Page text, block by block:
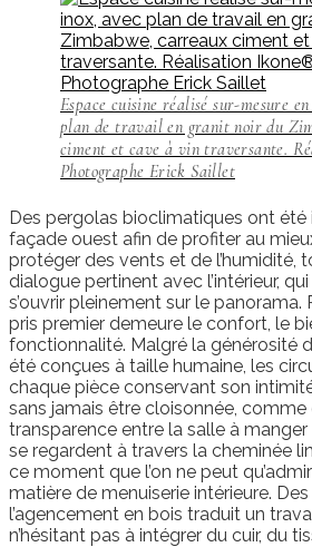
Espace cuisine réalisé sur-mesure
plan de travail en granit noir du
ciment et cave à vin traversante.
Photographe Erick Saillet
Des pergolas bioclimatiques ont été
façade ouest afin de profiter au
protéger des vents et de l’humidité,
dialogue pertinent avec l’intérieur,
s’ouvrir pleinement sur le
pris premier demeure le confort, le
fonctionnalité. Malgré la générosité
été conçues à taille humaine, les
chaque pièce conservant son
sans jamais être cloisonnée,
transparence entre la salle à
se regardent à travers la cheminée
ce moment que l’on ne peut
matière de menuiserie intérieure.
l’agencement en bois traduit un
n’hésitant pas à intégrer du cuir, du